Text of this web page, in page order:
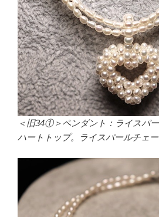
＜旧34①＞ペンダント：ライスパ
ハートトップ。ライスパールチェー